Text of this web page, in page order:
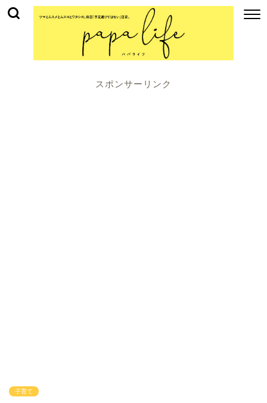
スポンサーリンク
子育て